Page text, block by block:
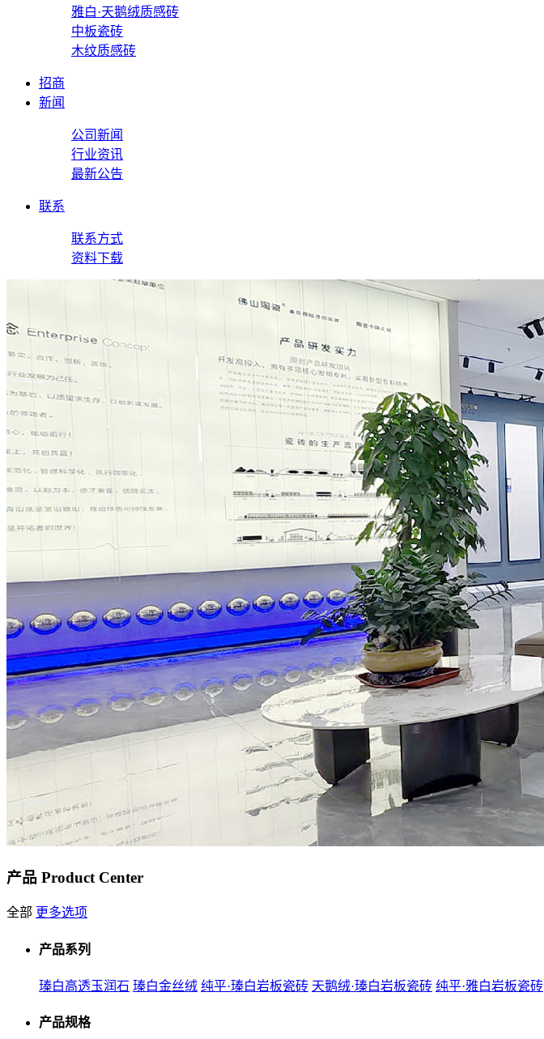
雅白·天鹅绒质感砖
中板瓷砖
木纹质感砖
招商
新闻
公司新闻
行业资讯
最新公告
联系
联系方式
资料下载
产品 Product Center
全部 更多选项
产品系列
瑧白高透玉润石 瑧白金丝绒 纯平·瑧白岩板瓷砖 天鹅绒·瑧白岩板瓷砖 纯平·雅白岩板瓷砖
产品规格